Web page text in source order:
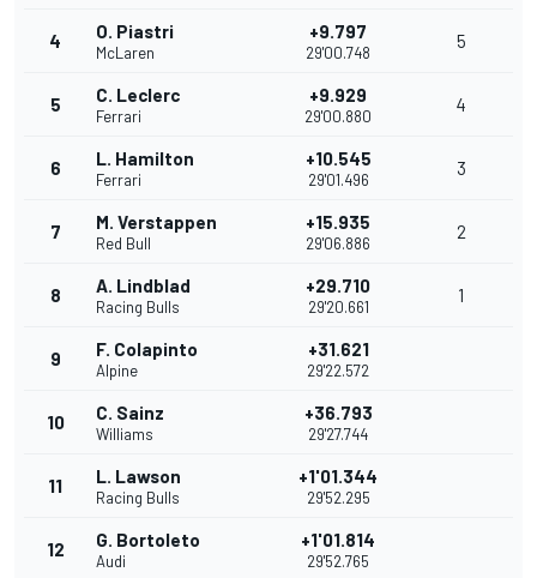
4 O. Piastri
McLaren
+9.797
29'00.748
5
5 C. Leclerc
Ferrari
+9.929
29'00.880
4
6 L. Hamilton
Ferrari
+10.545
29'01.496
3
7 M. Verstappen
Red Bull
+15.935
29'06.886
2
8 A. Lindblad
Racing Bulls
+29.710
29'20.661
1
9 F. Colapinto
Alpine
+31.621
29'22.572
10 C. Sainz
Williams
+36.793
29'27.744
11 L. Lawson
Racing Bulls
+1'01.344
29'52.295
12 G. Bortoleto
Audi
+1'01.814
29'52.765